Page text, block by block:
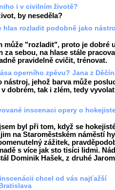
i v civilním životě?
by neseděla?
hlas rozladit podobně jako
může "rozladit", proto je dobré
za sebou, na hlase stále
pravidelně cvičit, trénovat.
operního zpěvu? Jana z
nástroj, jehož barva může
dobrém, tak i zlém, tedy vyvolat
inscenaci opery o
byl při tom, když se
na Staroměstském náměstí
zážitek,
s více jak sto tisíci lidmi.
Dominik Hašek, z druhé
chcel od vás najťažší